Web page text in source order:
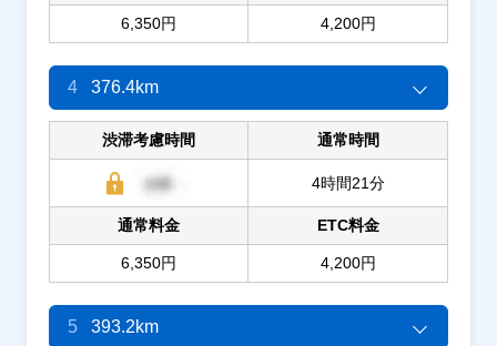
6,350円 4,200円
4 376.4km
渋滞考慮時間 通常時間
4時間21分
通常料金
6,350円
ETC料金
4,200円
5 393.2km